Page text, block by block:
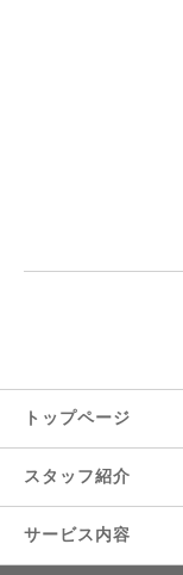
トップページ
スタッフ紹介
サービス内容